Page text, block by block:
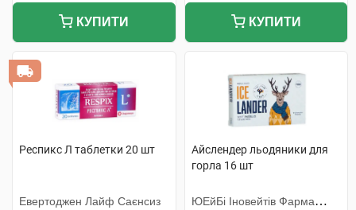
КУПИТИ КУПИТИ
Респикс Л таблетки 20 шт
Евертоджен Лайф Саєнсиз
Айслендер льодяники для
горла 16 шт
ЮЕйБі Іновейтів Фарма